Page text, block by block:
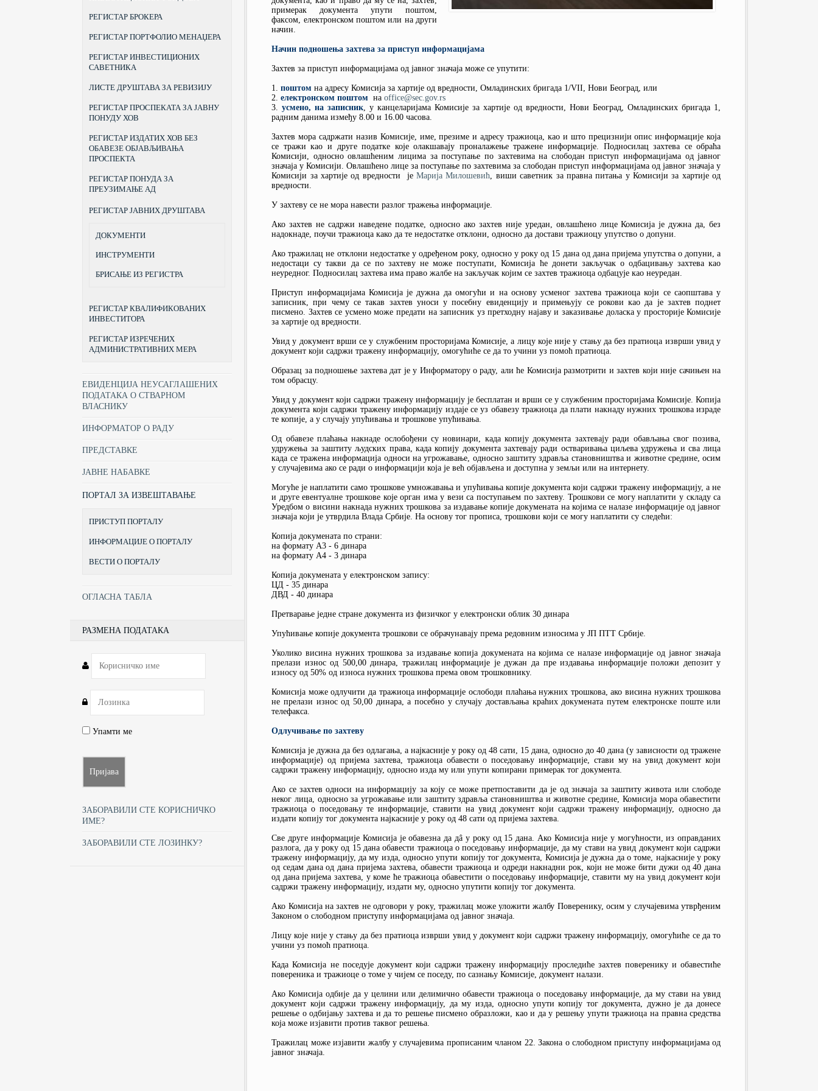
примерак документа упути поштом,
факсом, електронском поштом или на други
начин.
Начин подношења захтева за приступ информацијама
Захтев за приступ информацијама од јавног значаја може се упутити:
1.поштом на адресу Комисија за хартије од вредности, Омладинских бригада 1/VII, Нови Београд, или
2. електронском поштом наoffice@sec.gov.rs
3.усмено, на записник, у канцеларијама Комисије за хартије од вредности, Нови Београд, Омладинских бригада 1,
радним данима између 8.00 и 16.00 часова.
Захтев мора садржати назив Комисије, име, презиме и адресу тражиоца, као и што прецизнији опис информације која
се тражи као и друге податке које олакшавају проналажење тражене информације. Подносилац захтева се обраћа
Комисији, односно овлашћеним лицима за поступање по захтевима на слободан приступ информацијама од јавног
значаја у Комисији. Овлашћено лице за поступање по захтевима за слободан приступ информацијама од јавног значаја у
Комисији за хартије од вредности је Марија Милошевић, виши саветник за правна питања у Комисији за хартије од
вредности.
У захтеву се не мора навести разлог тражења информације.
Ако захтев не садржи наведене податке, односно ако захтев није уредан, овлашћено лице Комисија је дужна да, без
надокнаде, поучи тражиоца како да те недостатке отклони, односно да достави тражиоцу упутство о допуни.
Ако тражилац не отклони недостатке у одређеном року, односно у року од 15 дана од дана пријема упутства о допуни, а
недостаци су такви да се по захтеву не може поступати, Комисија ће донети закључак о одбацивању захтева као
неуредног. Подносилац захтева има право жалбе на закључак којим се захтев тражиоца одбацује као неуредан.
Приступ информацијама Комисија је дужна да омогући и на основу усменог захтева тражиоца који се саопштава у
записник, при чему се такав захтев уноси у посебну евиденцију и примењују се рокови као да је захтев поднет
писмено. Захтев се усмено може предати на записник уз претходну најаву и заказивање доласка у просторије Комисије
за хартије од вредности.
Увид у документ врши се у службеним просторијама Комисије, а лицу које није у стању да без пратиоца изврши увид у
документ који садржи тражену информацију, омогућиће се да то учини уз помоћ пратиоца.
Образац за подношење захтева дат је у Информатору о раду, али ће Комисија размотрити и захтев који није сачињен на
том обрасцу.
Увид у документ који садржи тражену информацију је бесплатан и врши се у службеним просторијама Комисије. Копија
документа који садржи тражену информацију издаје се уз обавезу тражиоца да плати накнаду нужних трошкова израде
те копије, а у случају упућивања и трошкове упућивања.
Од обавезе плаћања накнаде ослобођени су новинари, када копију документа захтевају ради обављања свог позива,
удружења за заштиту људских права, када копију документа захтевају ради остваривања циљева удружења и сва лица
када се тражена информација односи на угрожавање, односно заштиту здравља становништва и животне средине, осим
у случајевима ако се ради о информацији која је већ објављена и доступна у земљи или на интернету.
Могуће је наплатити само трошкове умножавања и упућивања копије документа који садржи тражену информацију, а не
и друге евентуалне трошкове које орган има у вези са поступањем по захтеву. Трошкови се могу наплатити у складу са
Уредбом о висини накнада нужних трошкова за издавање копије докумената на којима се налазе информације од јавног
значаја који је утврдила Влада Србије. На основу тог прописа, трошкови који се могу наплатити су следећи:
Копија докумената по страни:
на формату А3 - 6 динара
на формату А4 - 3 динара
Копија докумената у електронском запису:
ЦД - 35 динара
ДВД - 40 динара
Претварање једне стране документа из физичког у електронски облик 30 динара
Упућивање копије документа трошкови се обрачунавају према редовним износима у ЈП ПТТ Србије.
Уколико висина нужних трошкова за издавање копија докумената на којима се налазе информације од јавног значаја
прелази износ од 500,00 динара, тражилац информације је дужан да пре издавања информације положи депозит у
износу од 50% од износа нужних трошкова према овом трошковнику.
Комисија може одлучити да тражиоца информације ослободи плаћања нужних трошкова, ако висина нужних трошкова
не прелази износ од 50,00 динара, а посебно у случају достављања краћих докумената путем електронске поште или
телефакса.
Одлучивање по захтеву
Комисија је дужна да без одлагања, а најкасније у року од 48 сати, 15 дана, односно до 40 дана (у зависности од тражене
информације) од пријема захтева, тражиоца обавести о поседовању информације, стави му на увид документ који
садржи тражену информацију, односно изда му или упути копирани примерак тог документа.
Ако се захтев односи на информацију за коју се може претпоставити да је од значаја за заштиту живота или слободе
неког лица, односно за угрожавање или заштиту здравља становништва и животне средине, Комисија мора обавестити
тражиоца о поседовању те информације, ставити на увид документ који садржи тражену информацију, односно да
издати копију тог документа најкасније у року од 48 сати од пријема захтева.
Све друге информације Комисија је обавезна да дâ у року од 15 дана. Ако Комисија није у могућности, из оправданих
разлога, да у року од 15 дана обавести тражиоца о поседовању информације, да му стави на увид документ који садржи
тражену информацију, да му изда, односно упути копију тог документа, Комисија је дужна да о томе, најкасније у року
од седам дана од дана пријема захтева, обавести тражиоца и одреди накнадни рок, који не може бити дужи од 40 дана
од дана пријема захтева, у коме ће тражиоца обавестити о поседовању информације, ставити му на увид документ који
садржи тражену информацију, издати му, односно упутити копију тог документа.
Ако Комисија на захтев не одговори у року, тражилац може уложити жалбу Поверенику, осим у случајевима утврђеним
Законом о слободном приступу информацијама од јавног значаја.
Лицу које није у стању да без пратиоца изврши увид у документ који садржи тражену информацију, омогућиће се да то
учини уз помоћ пратиоца.
Када Комисија не поседује документ који садржи тражену информацију проследиће захтев поверенику и обавестиће
повереника и тражиоце о томе у чијем се поседу, по сазнању Комисије, документ налази.
Ако Комисија одбије да у целини или делимично обавести тражиоца о поседовању информације, да му стави на увид
документ који садржи тражену информацију, да му изда, односно упути копију тог документа, дужно је да донесе
решење о одбијању захтева и да то решење писмено образложи, као и да у решењу упути тражиоца на правна средства
која може изјавити против таквог решења.
Тражилац може изјавити жалбу у случајевима прописаним чланом 22. Закона о слободном приступу информацијама од
јавног значаја.
РЕГИСТАР БРОКЕРА
РЕГИСТАР ПОРТФОЛИО МЕНАЏЕРА
РЕГИСТАР ИНВЕСТИЦИОНИХ
САВЕТНИКА
ЛИСТЕ ДРУШТАВА ЗА РЕВИЗИЈУ
РЕГИСТАР ПРОСПЕКАТА ЗА ЈАВНУ
ПОНУДУ ХОВ
РЕГИСТАР ИЗДАТИХ ХОВ БЕЗ
ОБАВЕЗЕ ОБЈАВЉИВАЊА
ПРОСПЕКТА
РЕГИСТАР ПОНУДА ЗА
ПРЕУЗИМАЊЕ АД
РЕГИСТАР ЈАВНИХ ДРУШТАВА
ДОКУМЕНТИ
ИНСТРУМЕНТИ
БРИСАЊЕ ИЗ РЕГИСТРА
РЕГИСТАР КВАЛИФИКОВАНИХ
ИНВЕСТИТОРА
РЕГИСТАР ИЗРЕЧЕНИХ
АДМИНИСТРАТИВНИХ МЕРА
ЕВИДЕНЦИЈА НЕУСАГЛАШЕНИХ
ПОДАТАКА О СТВАРНОМ
ВЛАСНИКУ
ИНФОРМАТОР О РАДУ
ПРЕДСТАВКЕ
ЈАВНЕ НАБАВКЕ
ПОРТАЛ ЗА ИЗВЕШТАВАЊЕ
ПРИСТУП ПОРТАЛУ
ИНФОРМАЦИЈЕ О ПОРТАЛУ
ВЕСТИ О ПОРТАЛУ
ОГЛАСНА ТАБЛА
РАЗМЕНА ПОДАТАКА
Упамти ме
ЗАБОРАВИЛИ СТЕ КОРИСНИЧКО
ИМЕ?
ЗАБОРАВИЛИ СТЕ ЛОЗИНКУ?